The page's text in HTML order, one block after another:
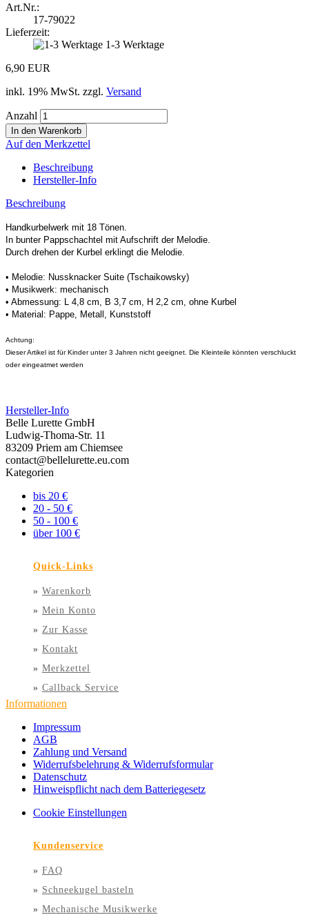
Art.Nr.:
17-79022
Lieferzeit:
1-3 Werktage
6,90 EUR
inkl. 19% MwSt. zzgl. Versand
Anzahl
Auf den Merkzettel
Beschreibung
Hersteller-Info
Beschreibung
Handkurbelwerk mit 18 Tönen.
In bunter Pappschachtel mit Aufschrift der Melodie.
Durch drehen der Kurbel erklingt die Melodie.
• Melodie: Nussknacker Suite (Tschaikowsky)
• Musikwerk: mechanisch
• Abmessung: L 4,8 cm, B 3,7 cm, H 2,2 cm, ohne Kurbel
• Material: Pappe, Metall, Kunststoff
Achtung:
Dieser Artikel ist für Kinder unter 3 Jahren nicht geeignet. Die Kleinteile könnten verschluckt
oder eingeatmet werden
Hersteller-Info
Belle Lurette GmbH
Ludwig-Thoma-Str. 11
83209 Priem am Chiemsee
contact@bellelurette.eu.com
Kategorien
bis 20 €
20 - 50 €
50 - 100 €
über 100 €
Quick-Links
» Warenkorb
» Mein Konto
» Zur Kasse
» Kontakt
» Merkzettel
» Callback Service
Informationen
Impressum
AGB
Zahlung und Versand
Widerrufsbelehrung & Widerrufsformular
Datenschutz
Hinweispflicht nach dem Batteriegesetz
Cookie Einstellungen
Kundenservice
» FAQ
» Schneekugel basteln
» Mechanische Musikwerke